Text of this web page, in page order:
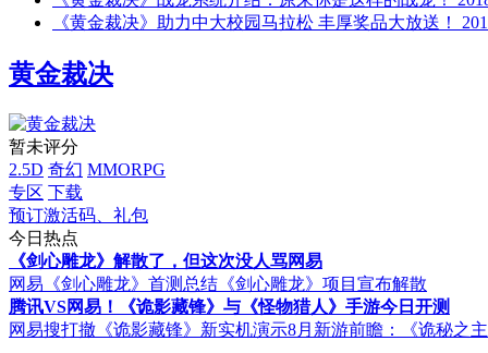
《黄金裁决》助力中大校园马拉松 丰厚奖品大放送！
黄金裁决
暂未评分
2.5D 奇幻 MMORPG
专区 下载
预订激活码、礼包
今日热点
《剑心雕龙》解散了，但这次没人骂网易
网易《剑心雕龙》首测总结 《剑心雕龙》项目宣布解散
腾讯VS网易！《诡影藏锋》与《怪物猎人》手游今日开测
网易搜打撤《诡影藏锋》新实机演示8月新游前瞻：《诡秘之